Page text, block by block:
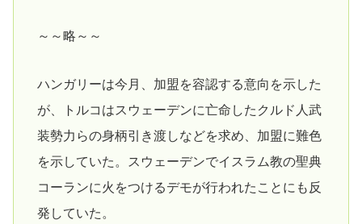
～～略～～
ハンガリーは今月、加盟を容認する意向を示した
が、トルコはスウェーデンに亡命したクルド人武
装勢力らの身柄引き渡しなどを求め、加盟に難色
を示していた。スウェーデンでイスラム教の聖典
コーランに火をつけるデモが行われたことにも反
発していた。